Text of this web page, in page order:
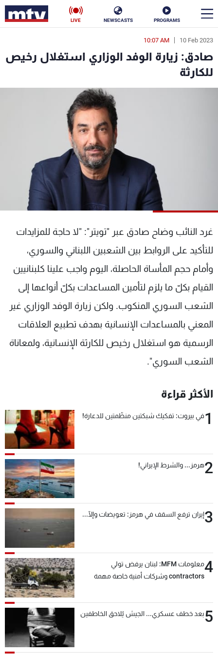
PROGRAMS
NEWSCASTS
LIVE
10 Feb 2023
10:07 AM
صادق: زيارة الوفد الوزاري استغلال رخيص
للكارثة
غرد النائب وضاح صادق عبر "تويتر": "لا حاجة للمزايدات
للتأكيد على الروابط بين الشعبين اللبناني والسوري،
وأمام حجم المأساة الحاصلة، اليوم واجب علينا كلبنانيين
القيام بكلّ ما يلزم لتأمين المساعدات بكلّ أنواعها إلى
الشعب السوري المنكوب. ولكن زيارة الوفد الوزاري غير
المعني بالمساعدات الإنسانية بهدف تطبيع العلاقات
الرسمية هو استغلال رخيص للكارثة الإنسانية، ولمعاناة
الشعب السوري".
الأكثر قراءة
1في بيروت: تفكيك شبكتين منظّمتين للدعارة!
2هرمز... والشرط الإيراني!
3إيران ترفع السقف في هرمز: تعويضات وإلّا...
4
معلومات MFM: لبنان يرفض تولي
contractors وشركات أمنية خاصة مهمة
5بعد خطف عسكري... الجيش يُلاحق الخاطفين
en
الأخبار
سياسة ناس
فن
رياضة
شاهد البرامج
الترددات
عن MTV
الإنـتـاج
لاعلاناتكم
وظائف
تواصل معنا
شروط الإسـتخدام
سياسة الخصوصية